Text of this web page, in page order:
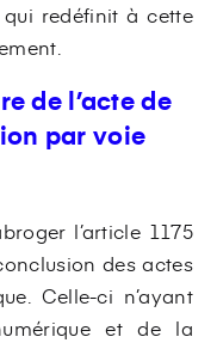
redéfinit à cette
de l’acte de
par voie
l’article 1175
des actes
Celle-ci n’ayant
et de la